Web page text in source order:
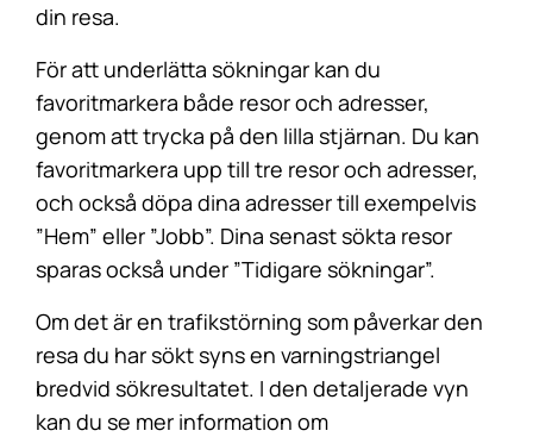
din resa.
För att underlätta sökningar kan du
favoritmarkera både resor och adresser,
genom att trycka på den lilla stjärnan. Du kan
favoritmarkera upp till tre resor och adresser,
och också döpa dina adresser till exempelvis
”Hem” eller ”Jobb”. Dina senast sökta resor
sparas också under ”Tidigare sökningar”.
Om det är en trafikstörning som påverkar den
resa du har sökt syns en varningstriangel
bredvid sökresultatet. I den detaljerade vyn
kan du se mer information om